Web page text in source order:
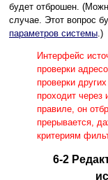
будет отброшен.
случае. Этот вопрос
параметров системы.)
Интерфейс
проверки
проверки
проходит через
правиле, он
прерывается,
критериям
6-2